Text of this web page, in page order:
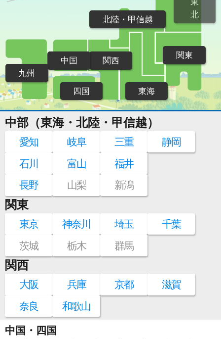
北
関東
北陸・甲信越
東海
関西
中国
四国
九州
中部（東海・北陸・甲信越）
愛知 岐阜 三重
静岡
石川
富山
福井
長野
山梨 新潟
関東
東京 神奈川 埼玉
千葉
茨城
栃木 群馬
関西
大阪 兵庫 京都
滋賀
奈良
和歌山
中国・四国